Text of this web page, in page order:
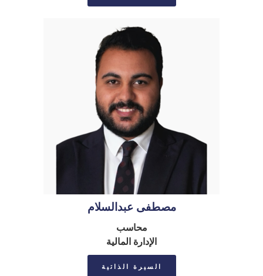
مصطفى عبدالسلام
محاسب
الإدارة المالیة
السيرة الذاتية